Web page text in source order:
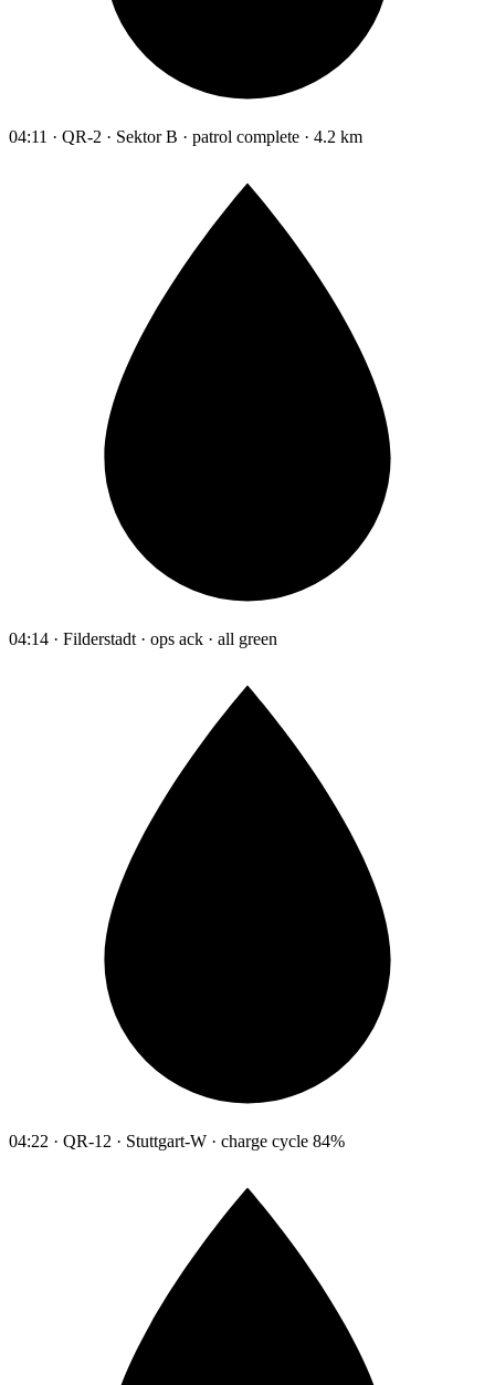
04:11 · QR-2 · Sektor B · patrol complete · 4.2 km
04:14 · Filderstadt · ops ack · all green
04:22 · QR-12 · Stuttgart-W · charge cycle 84%